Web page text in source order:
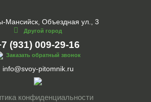
Мансийск, Объездная ул., 3
Другой город
(931) 009-29-16
Заказать обратный звонок
info@svoy-pitomnik.ru
конфиденциальности